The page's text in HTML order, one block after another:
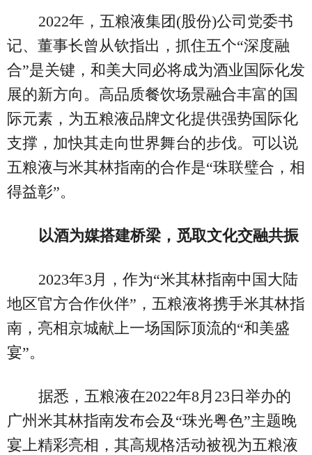
2022年，五粮液集团(股份)公司党委书
记、董事长曾从钦指出，抓住五个“深度融
合”是关键，和美大同必将成为酒业国际化发
展的新方向。高品质餐饮场景融合丰富的国
际元素，为五粮液品牌文化提供强势国际化
支撑，加快其走向世界舞台的步伐。可以说
五粮液与米其林指南的合作是“珠联璧合，相
得益彰”。
以酒为媒搭建桥梁，觅取文化交融共振
2023年3月，作为“米其林指南中国大陆
地区官方合作伙伴”，五粮液将携手米其林指
南，亮相京城献上一场国际顶流的“和美盛
宴”。
据悉，五粮液在2022年8月23日举办的
广州米其林指南发布会及“珠光粤色”主题晚
宴上精彩亮相，其高规格活动被视为五粮液